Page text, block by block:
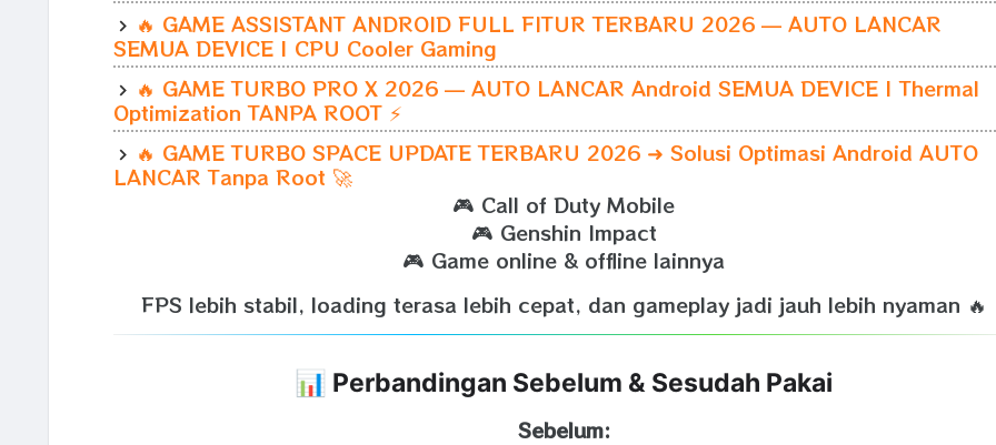
🔥 GAME ASSISTANT ANDROID FULL FITUR TERBARU 2026 — AUTO LANCAR
SEMUA DEVICE | CPU Cooler Gaming
🔥 GAME TURBO PRO X 2026 — AUTO LANCAR Android SEMUA DEVICE | Thermal
Optimization TANPA ROOT ⚡
🔥 GAME TURBO SPACE UPDATE TERBARU 2026 ➜ Solusi Optimasi Android AUTO
LANCAR Tanpa Root 🚀
🎮 Call of Duty Mobile
🎮 Genshin Impact
🎮 Game online & offline lainnya
FPS lebih stabil, loading terasa lebih cepat, dan gameplay jadi jauh lebih nyaman 🔥
📊 Perbandingan Sebelum & Sesudah Pakai
Sebelum: